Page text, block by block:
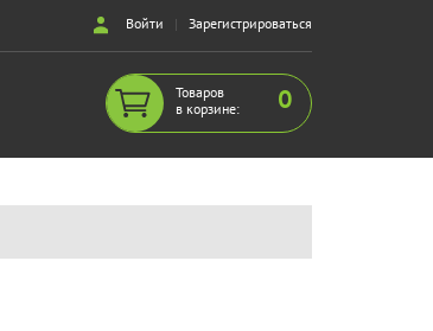
Войти | Зарегистрироваться
Товаров
в корзине:
0